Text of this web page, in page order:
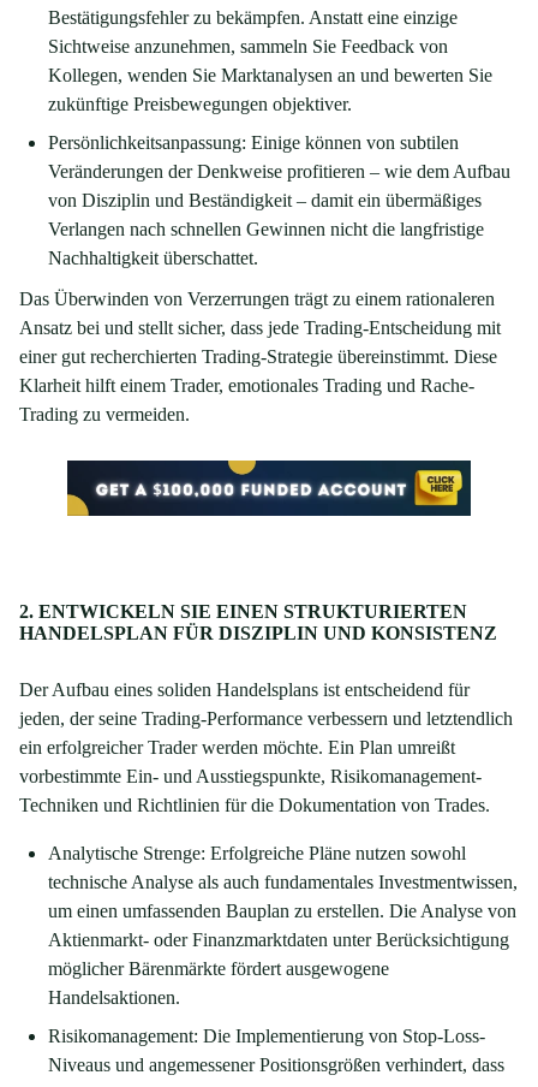
Bestätigungsfehler zu bekämpfen. Anstatt eine einzige
Sichtweise anzunehmen, sammeln Sie Feedback von
Kollegen, wenden Sie Marktanalysen an und bewerten Sie
zukünftige Preisbewegungen objektiver.
Persönlichkeitsanpassung: Einige können von subtilen
Veränderungen der Denkweise profitieren – wie dem Aufbau
von Disziplin und Beständigkeit – damit ein übermäßiges
Verlangen nach schnellen Gewinnen nicht die langfristige
Nachhaltigkeit überschattet.
Das Überwinden von Verzerrungen trägt zu einem rationaleren
Ansatz bei und stellt sicher, dass jede Trading-Entscheidung mit
einer gut recherchierten Trading-Strategie übereinstimmt. Diese
Klarheit hilft einem Trader, emotionales Trading und Rache-
Trading zu vermeiden.
2. ENTWICKELN SIE EINEN STRUKTURIERTEN
HANDELSPLAN FÜR DISZIPLIN UND KONSISTENZ
Der Aufbau eines soliden Handelsplans ist entscheidend für
jeden, der seine Trading-Performance verbessern und letztendlich
ein erfolgreicher Trader werden möchte. Ein Plan umreißt
vorbestimmte Ein- und Ausstiegspunkte, Risikomanagement-
Techniken und Richtlinien für die Dokumentation von Trades.
Analytische Strenge: Erfolgreiche Pläne nutzen sowohl
technische Analyse als auch fundamentales Investmentwissen,
um einen umfassenden Bauplan zu erstellen. Die Analyse von
Aktienmarkt- oder Finanzmarktdaten unter Berücksichtigung
möglicher Bärenmärkte fördert ausgewogene
Handelsaktionen.
Risikomanagement: Die Implementierung von Stop-Loss-
Niveaus und angemessener Positionsgrößen verhindert, dass